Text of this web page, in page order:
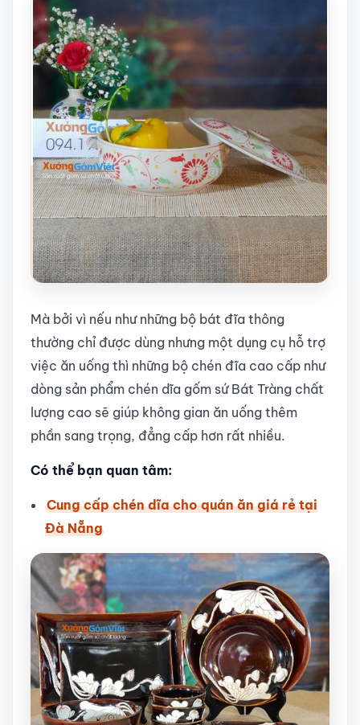
Mà bởi vì nếu như những bộ bát đĩa thông
thường chỉ được dùng nhưng một dụng cụ hỗ trợ
việc ăn uống thì những bộ chén đĩa cao cấp như
dòng sản phẩm chén dĩa gốm sứ Bát Tràng chất
lượng cao sẽ giúp không gian ăn uống thêm
phần sang trọng, đẳng cấp hơn rất nhiều.
Có thể bạn quan tâm:
Cung cấp chén dĩa cho quán ăn giá rẻ tại
Đà Nẵng